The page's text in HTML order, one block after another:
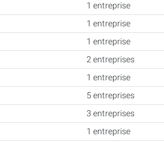
1 entreprise
1 entreprise
1 entreprise
2 entreprises
1 entreprise
5 entreprises
3 entreprises
1 entreprise